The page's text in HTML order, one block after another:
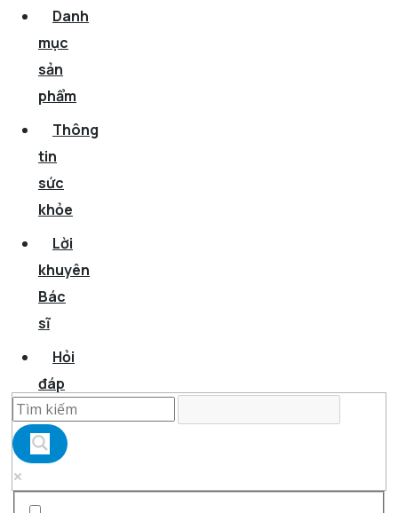
Danh
mục
sản
phẩm
Thông
tin
sức
khỏe
Lời
khuyên
Bác
sĩ
Hỏi
đáp